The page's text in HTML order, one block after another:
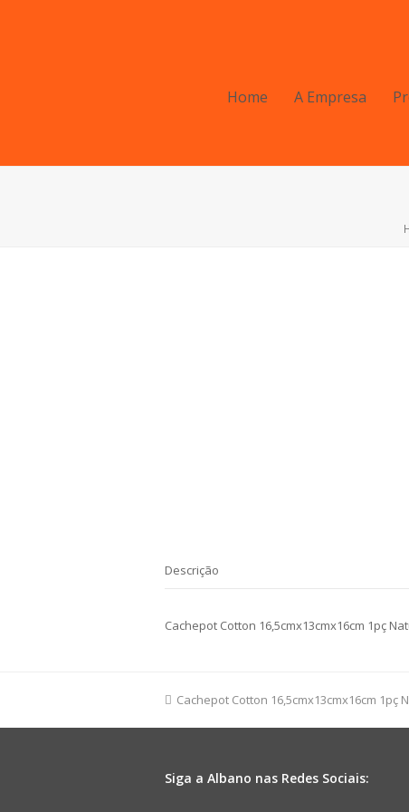
Home A Empresa
Descrição
Cachepot Cotton 16,5cmx13cmx16cm 1pç
previous
Cachepot Cotton 16,5cmx13cmx16cm 1pç
Siga a Albano nas Redes Sociais: